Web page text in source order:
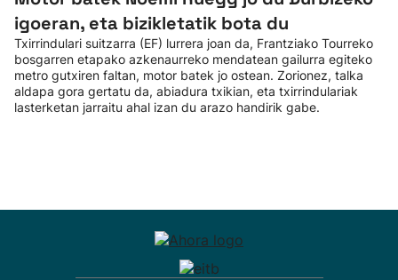
igoeran, eta bizikletatik bota du
Txirrindulari suitzarra (EF) lurrera joan da, Frantziako Tourreko
bosgarren etapako azkenaurreko mendatean gailurra egiteko
metro gutxiren faltan, motor batek jo ostean. Zorionez, talka
aldapa gora gertatu da, abiadura txikian, eta txirrindulariak
lasterketan jarraitu ahal izan du arazo handirik gabe.